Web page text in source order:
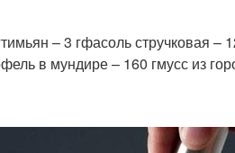
– 3 гфасоль стручковая –
в мундире – 160 гмусс из